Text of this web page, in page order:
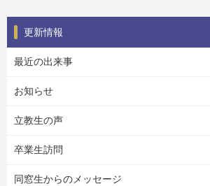
更新情報
最近の出来事
お知らせ
立教生の声
卒業生訪問
同窓生からのメッセージ